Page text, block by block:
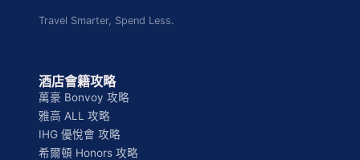
Travel Smarter, Spend Less.
酒店會籍攻略
萬豪 Bonvoy 攻略
雅高 ALL 攻略
IHG 優悅會 攻略
希爾頓 Honors 攻略